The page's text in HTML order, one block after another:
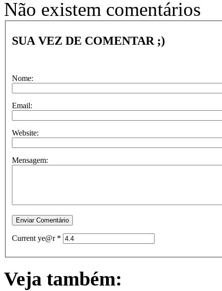
Não existem comentários
SUA VEZ DE COMENTAR ;)
Nome:
Email:
Website:
Mensagem:
Current ye@r *
Veja também: